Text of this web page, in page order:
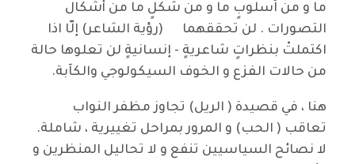
ما و من اُسلوبٍ ما و من شكلٍ ما من أشكال
التصورات . لن تحققهما (رؤية الشاعر) إلّا اذا
اكتملتْ بنظراتٍ شاعريةٍ - إنسانيةٍ لن تعلوها حالة
من حالات الفزع و الخوف السيكولوجي والكآبة.
هنا ، في قصيدة ( الريل) تجاوز مظفر النواب
تعاقب ( الحب) و المرور بمراحل تغييرية ، شاملة.
لا نصائح السياسيين تنفع و لا تحاليل المنظرين و